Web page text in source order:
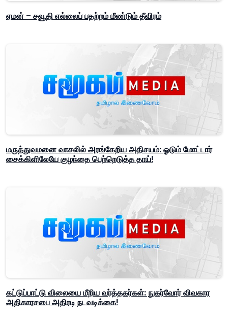
ஏமன் – சவூதி எல்லைப் பதற்றம் மீண்டும் தீவிரம்
மருத்துவமனை வாசலில் அரங்கேறிய அதிசயம்: ஓடும் மோட்டார்
சைக்கிளிலேயே குழந்தை பெற்றெடுத்த தாய்!
கட்டுப்பாட்டு விலையை மீறிய வர்த்தகர்கள்: நுகர்வோர் விவகார
அதிகாரசபை அதிரடி நடவடிக்கை!